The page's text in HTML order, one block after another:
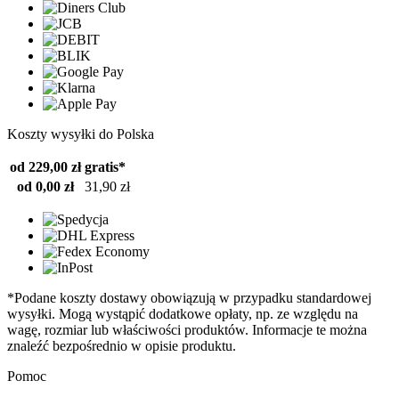
Koszty wysyłki do Polska
od 229,00 zł gratis*
od 0,00 zł
31,90 zł
*Podane koszty dostawy obowiązują w przypadku standardowej
wysyłki. Mogą wystąpić dodatkowe opłaty, np. ze względu na
wagę, rozmiar lub właściwości produktów. Informacje te można
znaleźć bezpośrednio w opisie produktu.
Pomoc